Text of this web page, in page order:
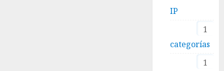
IP
1
categorías
1